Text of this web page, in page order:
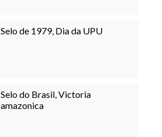
Selo de 1979, Dia da UPU
Selo do Brasil, Victoria
amazonica